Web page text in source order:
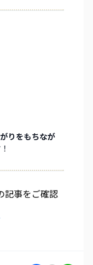
りをもちなが
記事をご確認